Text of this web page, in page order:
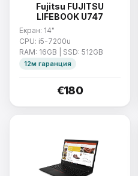
Fujitsu FUJITSU
LIFEBOOK U747
Екран: 14"
CPU: i5-7200u
RAM: 16GB | SSD: 512GB
12м гаранция
€180